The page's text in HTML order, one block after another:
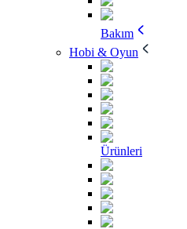
Bakım
Hobi & Oyun
Ürünleri